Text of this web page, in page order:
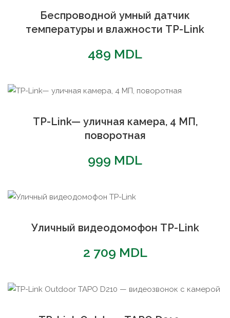
Беспроводной умный датчик
температуры и влажности TP-Link
489 MDL
TP-Link— уличная камера, 4 МП,
поворотная
999 MDL
Уличный видеодомофон TP-Link
2 709 MDL